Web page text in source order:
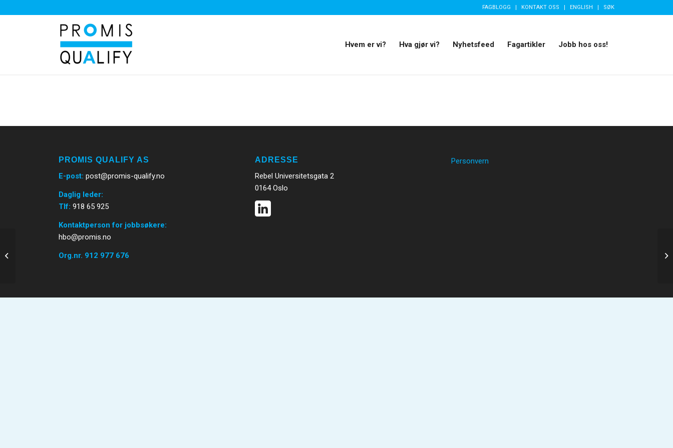
FAGBLOGG KONTAKT OSS ENGLISH SØK
Hvem er vi? Hva gjør vi? Nyhetsfeed Fagartikler Jobb hos oss!
PROMIS QUALIFY AS
E-post: post@promis-qualify.no
Daglig leder:
Tlf: 918 65 925
Kontaktperson for jobbsøkere:
hbo@promis.no
Org.nr. 912 977 676
ADRESSE
Rebel Universitetsgata 2
0164 Oslo
Personvern